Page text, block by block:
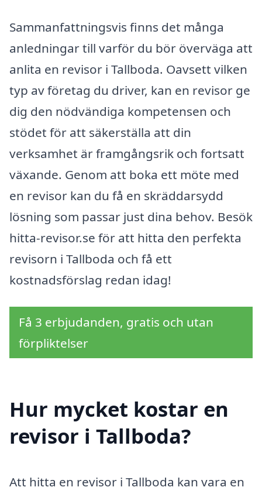
Sammanfattningsvis finns det många
anledningar till varför du bör överväga att
anlita en revisor i Tallboda. Oavsett vilken
typ av företag du driver, kan en revisor ge
dig den nödvändiga kompetensen och
stödet för att säkerställa att din
verksamhet är framgångsrik och fortsatt
växande. Genom att boka ett möte med
en revisor kan du få en skräddarsydd
lösning som passar just dina behov. Besök
hitta-revisor.se för att hitta den perfekta
revisorn i Tallboda och få ett
kostnadsförslag redan idag!
Få 3 erbjudanden, gratis och utan
förpliktelser
Hur mycket kostar en
revisor i Tallboda?
Att hitta en revisor i Tallboda kan vara en